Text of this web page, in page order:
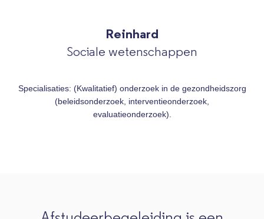
Reinhard
Sociale wetenschappen
Specialisaties: (Kwalitatief) onderzoek in de gezondheidszorg
(beleidsonderzoek, interventieonderzoek,
evaluatieonderzoek).